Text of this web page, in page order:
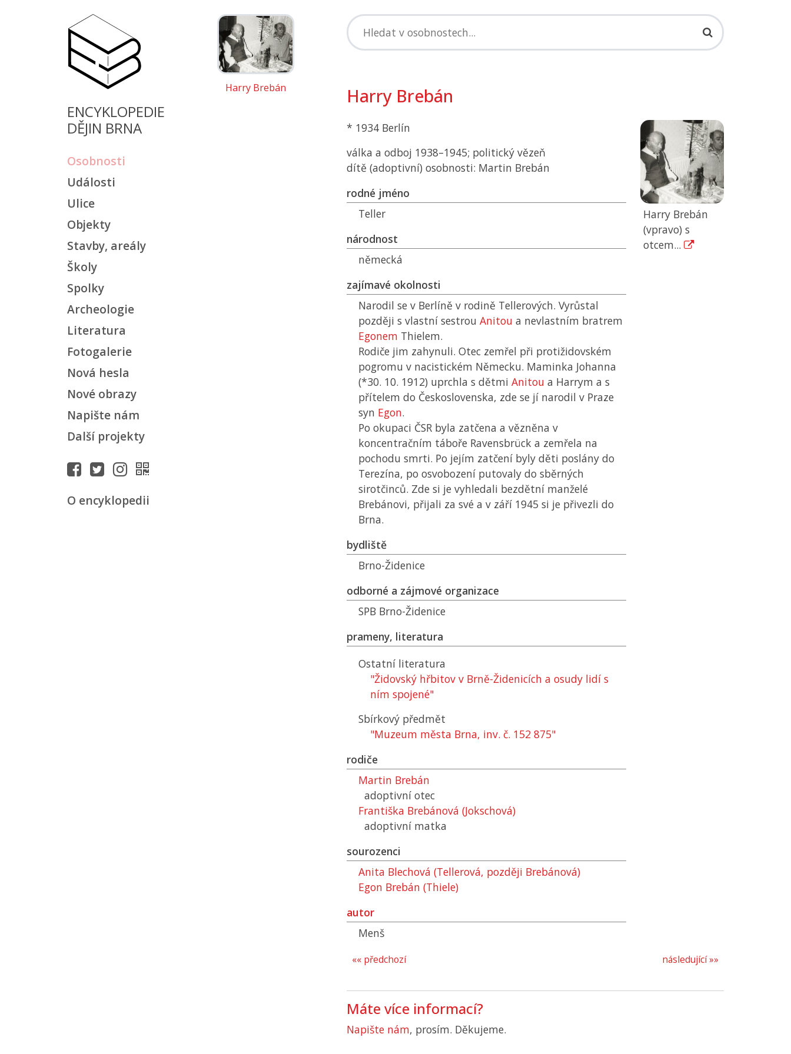
ENCYKLOPEDIE
DĚJIN BRNA
Osobnosti
Události
Ulice
Objekty
Stavby, areály
Školy
Spolky
Archeologie
Literatura
Fotogalerie
Nová hesla
Nové obrazy
Napište nám
Další projekty
O encyklopedii
Harry Brebán Harry Brebán
* 1934 Berlín
válka a odboj 1938–1945; politický vězeň
dítě (adoptivní) osobnosti: Martin Brebán
rodné jméno
Teller
národnost
německá
zajímavé okolnosti
Narodil se v Berlíně v rodině Tellerových. Vyrůstal
později s vlastní sestrou Anitou a nevlastním bratrem
Egonem Thielem.
Rodiče jim zahynuli. Otec zemřel při protižidovském
pogromu v nacistickém Německu. Maminka Johanna
(*30. 10. 1912) uprchla s dětmi Anitou a Harrym a s
přítelem do Československa, zde se jí narodil v Praze
syn Egon.
Po okupaci ČSR byla zatčena a vězněna v
koncentračním táboře Ravensbrück a zemřela na
pochodu smrti. Po jejím zatčení byly děti poslány do
Terezína, po osvobození putovaly do sběrných
sirotčinců. Zde si je vyhledali bezdětní manželé
Brebánovi, přijali za své a v září 1945 si je přivezli do
Brna.
bydliště
Brno-Židenice
odborné a zájmové organizace
SPB Brno-Židenice
prameny, literatura
Ostatní literatura
"Židovský hřbitov v Brně-Židenicích a osudy lidí s
ním spojené"
Sbírkový předmět
"Muzeum města Brna, inv. č. 152 875"
rodiče
Martin Brebán
adoptivní otec
Františka Brebánová (Jokschová)
adoptivní matka
sourozenci
Anita Blechová (Tellerová, později Brebánová)
Egon Brebán (Thiele)
autor
Menš
Harry Brebán
(vpravo) s
otcem...
následující »»
«« předchozí
Máte více informací?
Napište nám, prosím. Děkujeme.